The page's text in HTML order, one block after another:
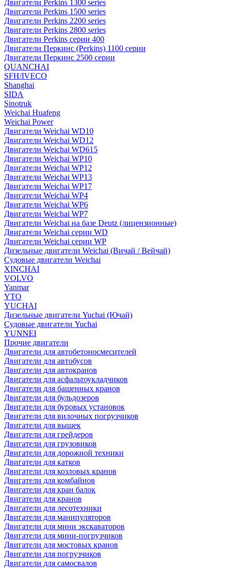
Двигатели Perkins 1300 series
Двигатели Perkins 1500 series
Двигатели Perkins 2200 series
Двигатели Perkins 2800 series
Двигатели Perkins серии 400
Двигатели Перкинс (Perkins) 1100 серии
Двигатели Перкинс 2500 серии
QUANCHAI
SFH/IVECO
Shanghai
SIDA
Sinotruk
Weichai Huafeng
Weichai Power
Двигатели Weichai WD10
Двигатели Weichai WD12
Двигатели Weichai WD615
Двигатели Weichai WP10
Двигатели Weichai WP12
Двигатели Weichai WP13
Двигатели Weichai WP17
Двигатели Weichai WP4
Двигатели Weichai WP6
Двигатели Weichai WP7
Двигатели Weichai на базе Deutz (лицензионные)
Двигатели Weichai серии WD
Двигатели Weichai серии WP
Дизельные двигатели Weichai (Вичай / Вейчай)
Судовые двигатели Weichai
XINCHAI
VOLVO
Yanmar
YTO
YUCHAI
Дизельные двигатели Yuchai (Ючай)
Судовые двигатели Yuchai
YUNNEI
Прочие двигатели
Двигатели для автобетоносмесителей
Двигатели для автобусов
Двигатели для автокранов
Двигатели для асфальтоукладчиков
Двигатели для башенных кранов
Двигатели для бульдозеров
Двигатели для буровых установок
Двигатели для вилочных погрузчиков
Двигатели для вышек
Двигатели для грейдеров
Двигатели для грузовиков
Двигатели для дорожной техники
Двигатели для катков
Двигатели для козловых кранов
Двигатели для комбайнов
Двигатели для кран балок
Двигатели для кранов
Двигатели для лесотехники
Двигатели для манипуляторов
Двигатели для мини экскаваторов
Двигатели для мини-погрузчиков
Двигатели для мостовых кранов
Двигатели для погрузчиков
Двигатели для самосвалов